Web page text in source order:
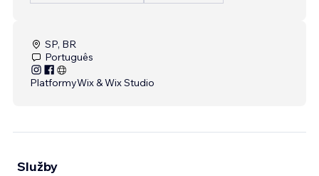
SP, BR
Português
PlatformyWix & Wix Studio
Služby